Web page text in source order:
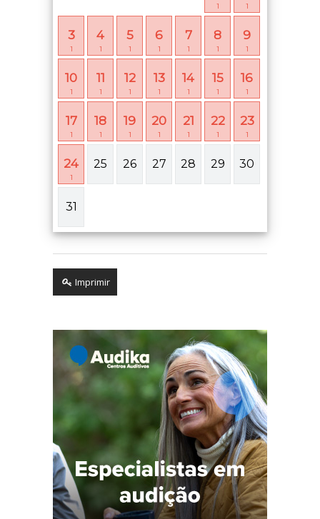
1 1
3
1
4
1
5
1
6
1
7
1
8
1
9
1
10
1
11
1
12
1
13
1
14
1
15
1
16
1
17
1
18
1
19
1
20
1
21
1
22
1
23
1
24
1
25 26 27 28 29 30
31
Imprimir